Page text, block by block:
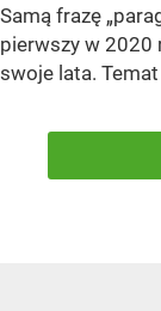
Samą frazę
pierwszy w 2020
swoje lata.